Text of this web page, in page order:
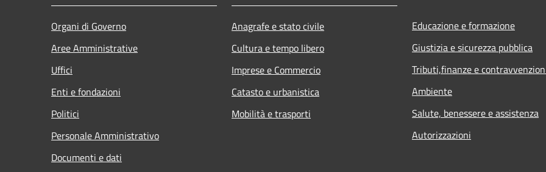
Organi di Governo
Aree Amministrative
Uffici
Enti e fondazioni
Politici
Personale Amministrativo
Documenti e dati
Anagrafe e stato civile
Cultura e tempo libero
Imprese e Commercio
Catasto e urbanistica
Mobilità e trasporti
Educazione e formazione
Giustizia e sicurezza pubblica
Tributi,finanze e
Ambiente
Salute, benessere e assistenza
Autorizzazioni